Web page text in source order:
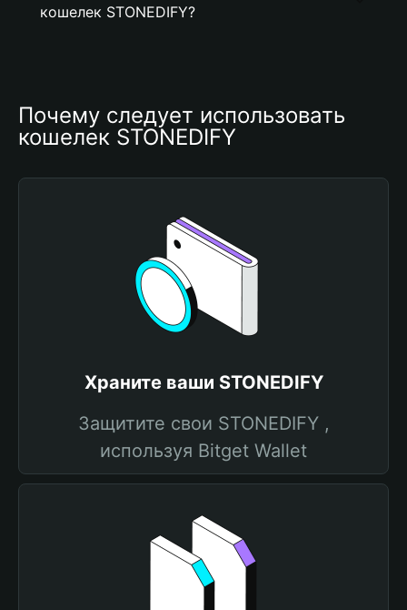
кошелек STONEDIFY?
Почему следует использовать
кошелек STONEDIFY
Храните ваши STONEDIFY
Защитите свои STONEDIFY ,
используя Bitget Wallet